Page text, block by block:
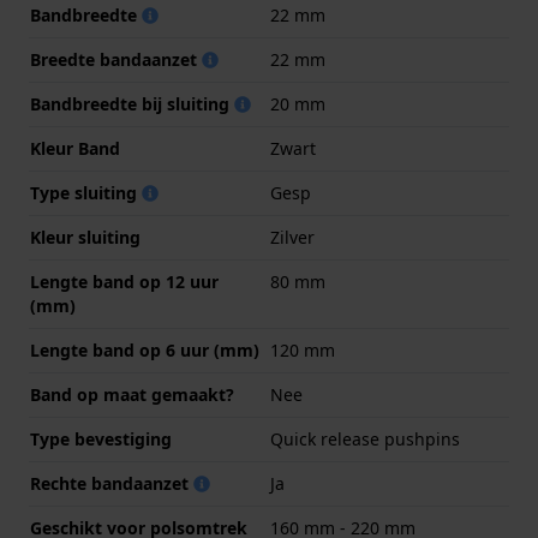
Bandbreedte
22 mm
Breedte bandaanzet
22 mm
Bandbreedte bij sluiting
20 mm
Kleur Band
Zwart
Type sluiting
Gesp
Kleur sluiting
Zilver
Lengte band op 12 uur
(mm)
80 mm
Lengte band op 6 uur (mm) 120 mm
Band op maat gemaakt?
Nee
Type bevestiging
Quick release pushpins
Rechte bandaanzet
Ja
Geschikt voor polsomtrek
160 mm - 220 mm